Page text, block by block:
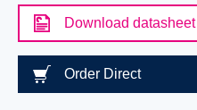
Download datasheet
Order Direct